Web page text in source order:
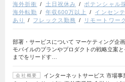
海外折衝
土日祝休み ポテンシャル
海外転勤
年収600万以上 インセン
あり
フレックス勤務 リモートワー
部署・サービスについて マーケティング企
モバイルのプランやプロダクトの戦略立案
までをリードす…
会社概要
インターネットサービス 市場